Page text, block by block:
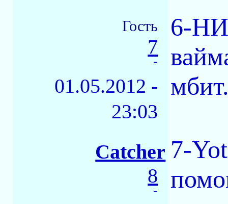
Гость
7
-
01.05.2012 -
23:03
6-
Catcher
8
-
7-